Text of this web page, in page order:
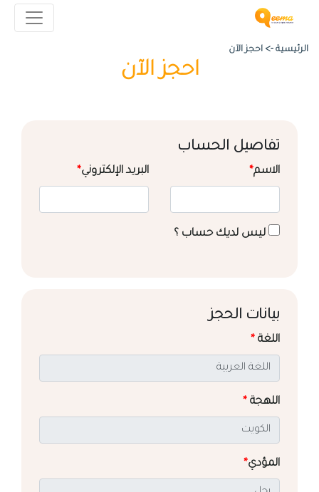
الرئيسية -> احجز الآن
احجز الآن
تفاصيل الحساب
الاسم* البريد الإلكتروني*
ليس لديك حساب ؟
بيانات الحجز
اللغة *
اللهجة *
المؤدي*